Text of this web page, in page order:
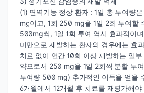
(1) 면역기능 정상 환자 : 1일 총 투여량
mg이고, 1회 250 mg을 1일 2회 투여할
500mg씩, 1일 1회 투여 역시 효과적이
미만으로 재발하는 환자의 경우에는 효
치료 없이 연간 10회 이상 재발하는 일
약으로서 250 mg을 1일 2회씩 분할 투
투여량 500 mg) 추가적인 이득을 얻을
6개월에서 12개월 후 치료를 재평가해야